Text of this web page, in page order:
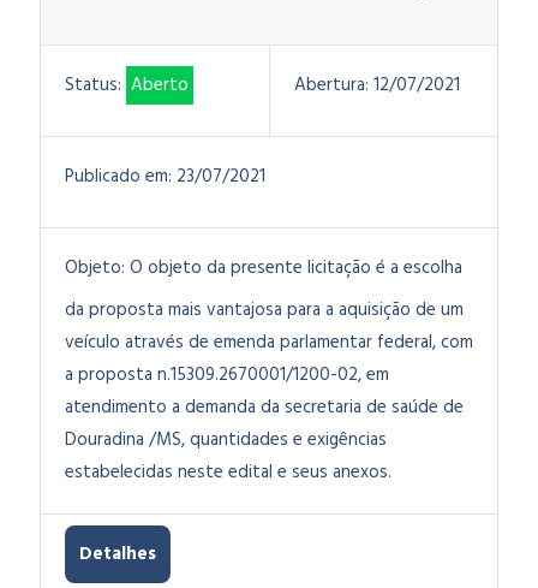
Status: Aberto Abertura: 12/07/2021
Publicado em: 23/07/2021
Objeto: O objeto da presente licitação é a escolha
da proposta mais vantajosa para a aquisição de um
veículo através de emenda parlamentar federal, com
a proposta n.15309.2670001/1200-02, em
atendimento a demanda da secretaria de saúde de
Douradina /MS, quantidades e exigências
estabelecidas neste edital e seus anexos.
Detalhes